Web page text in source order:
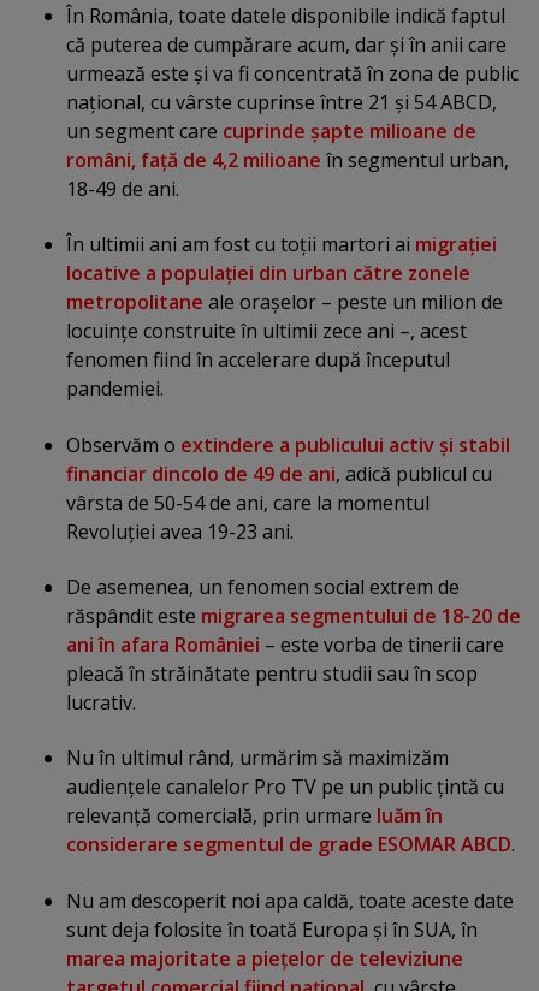
În România, toate datele disponibile indică faptul
că puterea de cumpărare acum, dar şi în anii care
urmează este şi va fi concentrată în zona de public
naţional, cu vârste cuprinse între 21 şi 54 ABCD,
un segment care cuprinde şapte milioane de
români, faţă de 4,2 milioane în segmentul urban,
18-49 de ani.
În ultimii ani am fost cu toţii martori ai migraţiei
locative a populaţiei din urban către zonele
metropolitane ale oraşelor – peste un milion de
locuinţe construite în ultimii zece ani –, acest
fenomen fiind în accelerare după începutul
pandemiei.
Observăm o extindere a publicului activ şi stabil
financiar dincolo de 49 de ani, adică publicul cu
vârsta de 50-54 de ani, care la momentul
Revoluţiei avea 19-23 ani.
De asemenea, un fenomen social extrem de
răspândit este migrarea segmentului de 18-20 de
ani în afara României – este vorba de tinerii care
pleacă în străinătate pentru studii sau în scop
lucrativ.
Nu în ultimul rând, urmărim să maximizăm
audienţele canalelor Pro TV pe un public ţintă cu
relevanţă comercială, prin urmare luăm în
considerare segmentul de grade ESOMAR ABCD.
Nu am descoperit noi apa caldă, toate aceste date
sunt deja folosite în toată Europa şi în SUA, în
marea majoritate a pieţelor de televiziune